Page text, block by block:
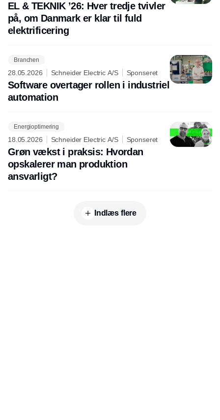
EL & TEKNIK ’26: Hver tredje tvivler
på, om Danmark er klar til fuld
elektrificering
Branchen
28.05.2026 Schneider Electric A/S Sponseret
Software overtager rollen i industriel
automation
Energioptimering
18.05.2026 Schneider Electric A/S Sponseret
Grøn vækst i praksis: Hvordan
opskalerer man produktion
ansvarligt?
Indlæs flere